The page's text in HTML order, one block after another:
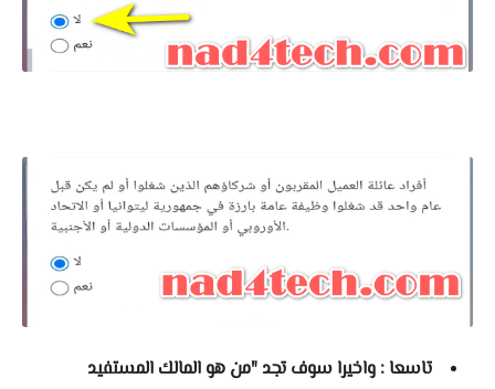
تاسعا : واخيرا سوف تجد "من هو المالك المستفيد